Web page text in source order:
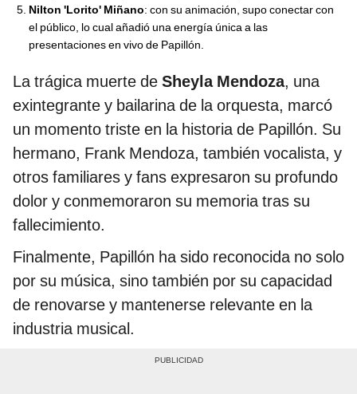
Nilton 'Lorito' Miñano: con su animación, supo conectar con
el público, lo cual añadió una energía única a las
presentaciones en vivo de Papillón.
La trágica muerte de Sheyla Mendoza, una
exintegrante y bailarina de la orquesta, marcó
un momento triste en la historia de Papillón. Su
hermano, Frank Mendoza, también vocalista, y
otros familiares y fans expresaron su profundo
dolor y conmemoraron su memoria tras su
fallecimiento.
Finalmente, Papillón ha sido reconocida no solo
por su música, sino también por su capacidad
de renovarse y mantenerse relevante en la
industria musical.